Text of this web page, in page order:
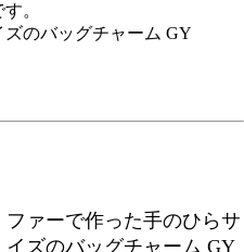
。
のバッグチャーム GY
ファーで作った手のひらサ
イズのバッグチャーム GY